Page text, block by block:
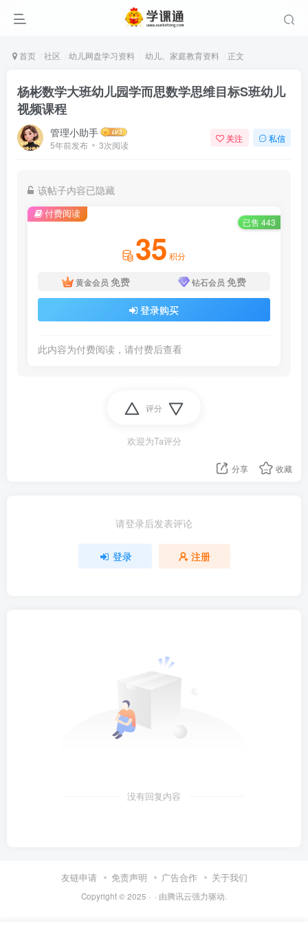
首页 社区 幼儿网盘学习资料 幼儿、家庭教育资料 正文
杨彬数学大班幼儿园学而思数学思维目标S班幼儿
视频课程
管理小助手
5年前发布 3次阅读
关注 私信
该帖子内容已隐藏
付费阅读
已售 443
35 积分
黄金会员 免费 钻石会员 免费
登录购买
此内容为付费阅读，请付费后查看
评分
欢迎为Ta评分
分享 收藏
请登录后发表评论
登录 注册
没有回复内容
友链申请 免责声明 广告合作 关于我们
Copyright © 2025 · · 由腾讯云强力驱动.